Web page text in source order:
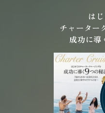
は
チャーター
成功に導